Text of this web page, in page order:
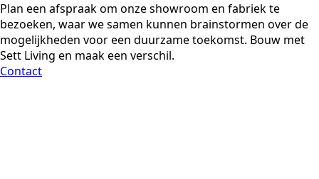
Plan een afspraak om onze showroom en fabriek te
bezoeken, waar we samen kunnen brainstormen over de
mogelijkheden voor een duurzame toekomst. Bouw met
Sett Living en maak een verschil.
Contact